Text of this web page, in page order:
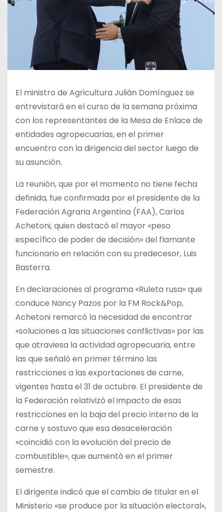
El ministro de Agricultura Julián Domínguez se
entrevistará en el curso de la semana próxima
con los representantes de la Mesa de Enlace de
entidades agropecuarias, en el primer
encuentro con la dirigencia del sector luego de
su asunción.
La reunión, que por el momento no tiene fecha
definida, fue confirmada por el presidente de la
Federación Agraria Argentina (FAA), Carlos
Achetoni, quien destacó el mayor «peso
específico de poder de decisión» del flamante
funcionario en relación con su predecesor, Luis
Basterra.
En declaraciones al programa «Ruleta rusa» que
conduce Nancy Pazos por la FM Rock&Pop,
Achetoni remarcó la necesidad de encontrar
«soluciones a las situaciones conflictivas» por las
que atraviesa la actividad agropecuaria, entre
las que señaló en primer término las
restricciones a las exportaciones de carne,
vigentes hasta el 31 de octubre. El presidente de
la Federación relativizó el impacto de esas
restricciones en la baja del precio interno de la
carne y sostuvo que esa desaceleración
«coincidió con la evolución del precio de
combustible», que aumentó en el primer
semestre.
El dirigente indicó que el cambio de titular en el
Ministerio «se produce por la situación electoral»,